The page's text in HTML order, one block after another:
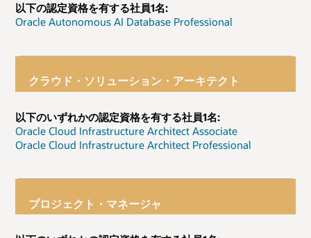
以下の認定資格を有する社員1名:
Oracle Autonomous AI Database Professional
クラウド・ソリューション・アーキテクト
以下のいずれかの認定資格を有する社員1名:
Oracle Cloud Infrastructure Architect Associate
Oracle Cloud Infrastructure Architect Professional
プロジェクト・マネージャ